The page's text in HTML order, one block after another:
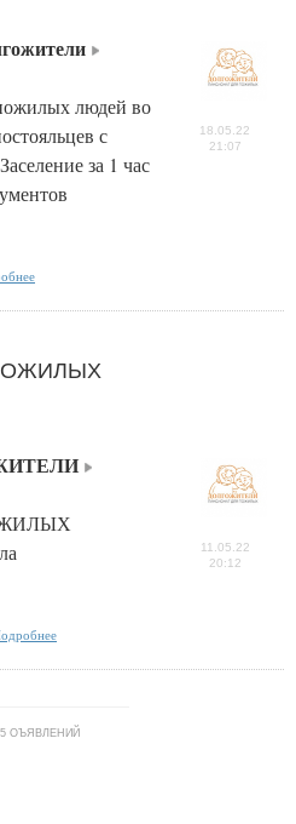
людей во
с
за 1 час
18.05.22
21:07
11.05.22
20:12
ОЪЯВЛЕНИЙ